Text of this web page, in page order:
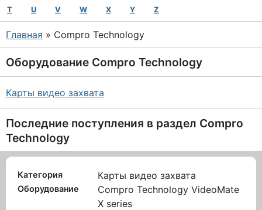
T U V W X Y Z
Главная » Compro Technology
Оборудование Compro Technology
Карты видео захвата
Последние поступления в раздел Compro
Technology
Категория Карты видео захвата
Оборудование
Compro Technology VideoMate
X series